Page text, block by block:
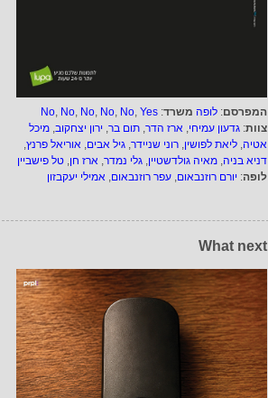
המפרסם: לופה משרד:
No, No, No, No, No, Yes
צוות: גדעון עמיחי, ארז הדר, תום בר, ירון יצחקוב, מיכל
אטיה, ליאת לפושין, רוני שניידר, גיל אבים, אוריאל פרנץ,
דניא בניה, מאיה גולדשטיין, גלי נמדר, ארז חן, טל פישביין
לופה: יורם רוזנבאום, עפר רוזנבאום, אמילי יעקבזון
What next